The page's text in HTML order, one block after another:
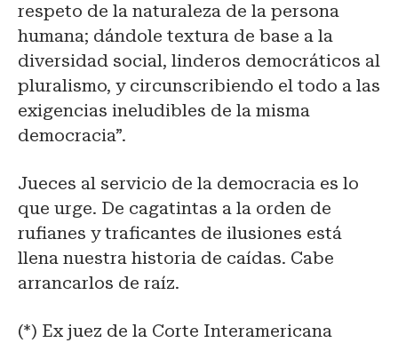
respeto de la naturaleza de la persona
humana; dándole textura de base a la
diversidad social, linderos democráticos al
pluralismo, y circunscribiendo el todo a las
exigencias ineludibles de la misma
democracia”.
Jueces al servicio de la democracia es lo
que urge. De cagatintas a la orden de
rufianes y traficantes de ilusiones está
llena nuestra historia de caídas. Cabe
arrancarlos de raíz.
(*) Ex juez de la Corte Interamericana